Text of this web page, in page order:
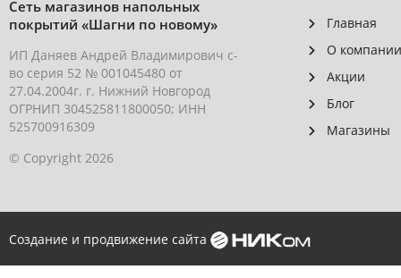
Сеть магазинов напольных
покрытий «Шагни по новому»
ИП Даняев Андрей Владимирович с-
во серия 52 № 001045480 от
27.04.2004г. г. Нижний Новгород
ОГРНИП 304525811800050; ИНН
525700916309
© Copyright 2026
Главная
О компании
Акции
Блог
Магазины
Создание и продвижение сайта